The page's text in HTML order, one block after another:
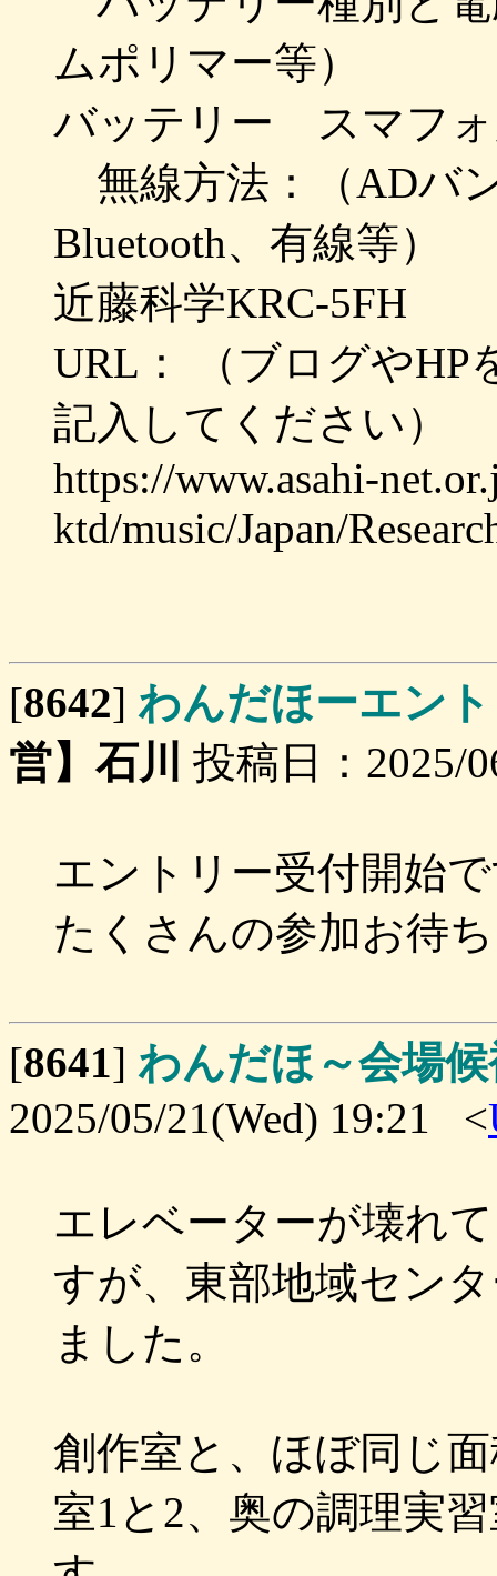
ムポリマー等）
バッテリー スマフ
無線方法：（ADバ
Bluetooth、有線等）
近藤科学KRC-5FH
URL： （ブログやHP
記入してください）
https://www.asahi-
ktd/music/Japan/
[8642] わんだほーエン
営】石川 投稿日：2025/
エントリー受付開始
たくさんの参加お待
[8641] わんだほ～会場
2025/05/21(Wed) 19:21 <
エレベーターが壊れ
すが、東部地域セン
ました。
創作室と、ほぼ同じ
室1と2、奥の調理実